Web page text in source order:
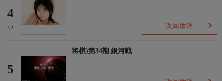
4
(-) 次回放送
5
将棋)第34期 銀河戦